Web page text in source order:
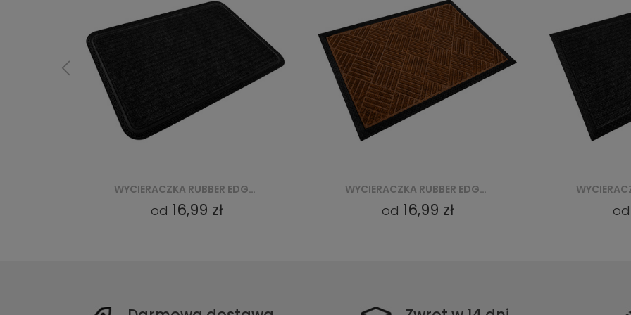
WYCIERACZKA RUBBER EDGE CKGPPM03 - BRĄZOWY
od 16,99 zł
WYCIERACZKA RUBBER EDGE CKGPPM06 - CZARNY
od 16,99 zł od